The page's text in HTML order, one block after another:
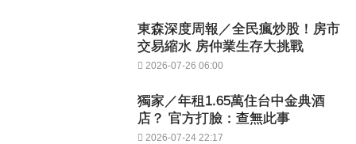
東森深度周報／全民瘋炒股！房市
交易縮水 房仲業生存大挑戰
2026-07-26 06:00
獨家／年租1.65萬住台中金典酒
店？ 官方打臉：查無此事
2026-07-24 22:17